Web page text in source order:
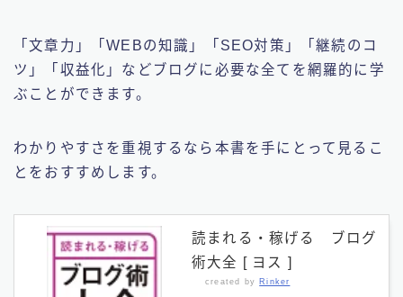
「文章力」「WEBの知識」「SEO対策」「継続のコ
ツ」「収益化」などブログに必要な全てを網羅的に学
ぶことができます。
わかりやすさを重視するなら本書を手にとって見るこ
とをおすすめします。
読まれる・稼げる ブログ
術大全 [ ヨス ]
created by Rinker